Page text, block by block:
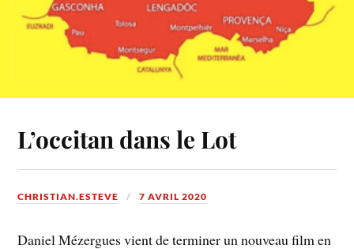
L’occitan dans le Lot
CHRISTIAN.ESTEVE 7 AVRIL 2020
Daniel Mézergues vient de terminer un nouveau film en